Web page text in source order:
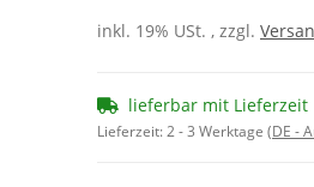
inkl. 19% USt. , zzgl.
lieferbar mit Lieferzeit
Lieferzeit:2 - 3 Werktage (DE -